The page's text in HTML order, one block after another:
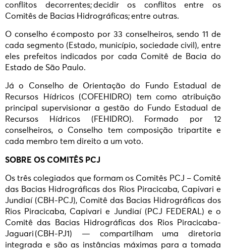
conflitos decorrentes; decidir os conflitos entre os
Comitês de Bacias Hidrográficas; entre outras.
O conselho é composto por 33 conselheiros, sendo 11 de
cada segmento (Estado, município, sociedade civil), entre
eles prefeitos indicados por cada Comitê de Bacia do
Estado de São Paulo.
Já o Conselho de Orientação do Fundo Estadual de
Recursos Hídricos (COFEHIDRO) tem como atribuição
principal supervisionar a gestão do Fundo Estadual de
Recursos Hídricos (FEHIDRO). Formado por 12
conselheiros, o Conselho tem composição tripartite e
cada membro tem direito a um voto.
SOBRE OS COMITÊS PCJ
Os três colegiados que formam os Comitês PCJ – Comitê
das Bacias Hidrográficas dos Rios Piracicaba, Capivari e
Jundiaí (CBH-PCJ), Comitê das Bacias Hidrográficas dos
Rios Piracicaba, Capivari e Jundiaí (PCJ FEDERAL) e o
Comitê das Bacias Hidrográficas dos Rios Piracicaba-
Jaguari (CBH-PJ1) — compartilham uma diretoria
integrada e são as instâncias máximas para a tomada